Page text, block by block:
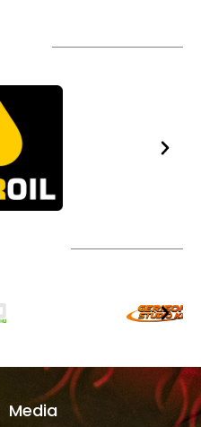
Media